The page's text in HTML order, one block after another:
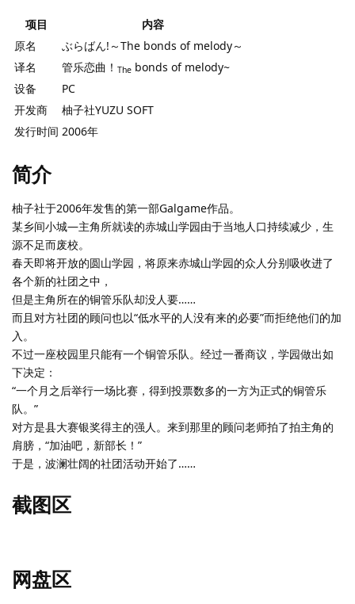
项目
内容
原名
ぶらばん!～The bonds of melody～
译名
管乐恋曲！ The bonds of melody~
设备
PC
开发商
柚子社YUZU SOFT
发行时间 2006年
简介
柚子社于2006年发售的第一部Galgame作品。
某乡间小城―主角所就读的赤城山学园由于当地人口持续减少，生
源不足而废校。
春天即将开放的圆山学园，将原来赤城山学园的众人分别吸收进了
各个新的社团之中，
但是主角所在的铜管乐队却没人要……
而且对方社团的顾问也以“低水平的人没有来的必要”而拒绝他们的加
入。
不过一座校园里只能有一个铜管乐队。经过一番商议，学园做出如
下决定：
“一个月之后举行一场比赛，得到投票数多的一方为正式的铜管乐
队。”
对方是县大赛银奖得主的强人。来到那里的顾问老师拍了拍主角的
肩膀，“加油吧，新部长！”
于是，波澜壮阔的社团活动开始了……
截图区
网盘区